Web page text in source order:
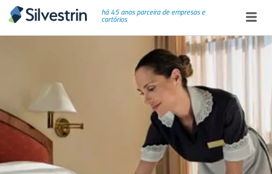
há 45 anos parceira de empresas e
cartórios